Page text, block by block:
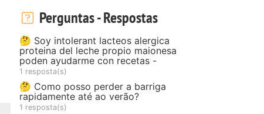
Perguntas - Respostas
🤔 Soy intolerant lacteos alergica
proteina del leche propio maionesa
poden ayudarme con recetas -
1 resposta(s)
🤔 Como posso perder a barriga
rapidamente até ao verão?
1 resposta(s)